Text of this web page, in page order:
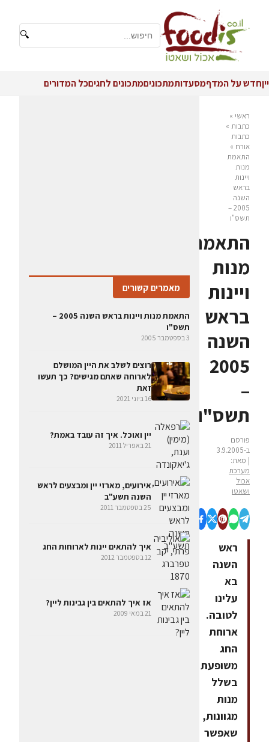
🔍
ייןחדש על המדףמסעדותמתכוניםמתכונים לחגיםכל המדורים
ראשי »
כתבות »
כתבות
אורח »
התאמת
מנות
ויינות
בראש
השנה
2005 –
תשס"ו
התאמת
מנות
ויינות
בראש
השנה
2005
–
תשס"ו
פורסם
ב-3.9.2005
| מאת:
מערכת
אכול
ושאטו
ראש
השנה
בא
עלינו
לטובה.
ארוחת
החג
משופעת
בשלל
מנות
מגוונות,
שאפשר
מאמרים קשורים
התאמת מנות ויינות בראש השנה 2005 –
תשס"ו
3 בספטמבר 2005
רוצים לשלב את היין המושלם
לארוחה שאתם מגישים? כך תעשו
זאת
16 ביוני 2021
יין ואוכל. איך זה עובד באמת?
21 באפריל 2011
אירועים, מארזי יין ומבצעים לראש
השנה תשע"ב
25 בספטמבר 2011
איך להתאים יינות לארוחות החג
12 בספטמבר 2012
אז איך להתאים בין גבינות ליין?
21 במאי 2009